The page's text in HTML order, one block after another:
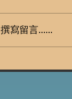
撰寫留言......